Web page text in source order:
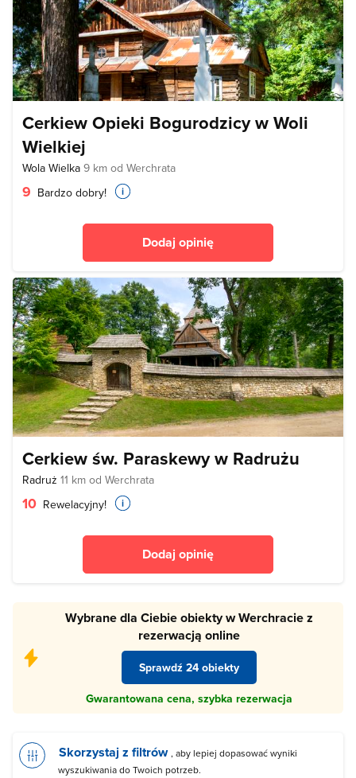
Cerkiew Opieki Bogurodzicy w Woli
Wielkiej
Wola Wielka 9 km od Werchrata
9 Bardzo dobry!
Dodaj opinię
Cerkiew św. Paraskewy w Radrużu
Radruż 11 km od Werchrata
10 Rewelacyjny!
Dodaj opinię
Wybrane dla Ciebie obiekty w Werchracie z
rezerwacją online
Sprawdź 24 obiekty
Gwarantowana cena, szybka rezerwacja
Skorzystaj z filtrów , aby lepiej dopasować wyniki
wyszukiwania do Twoich potrzeb.